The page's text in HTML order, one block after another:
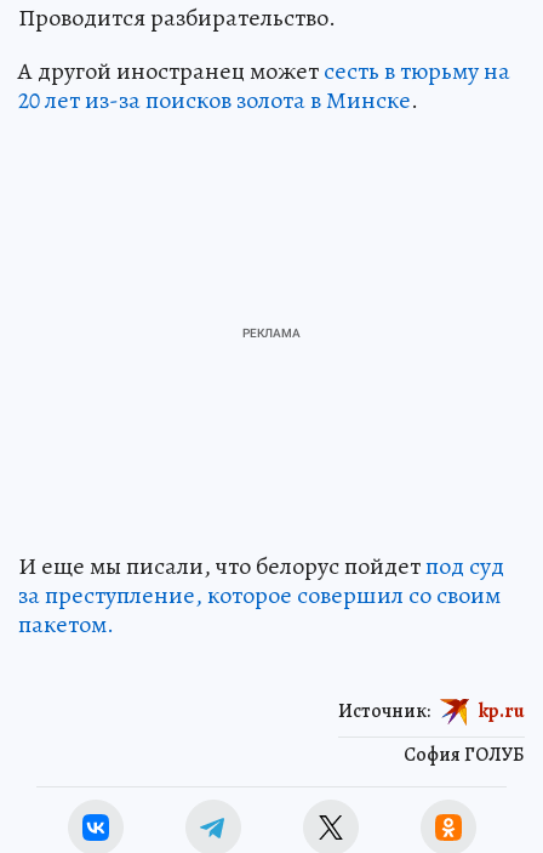
Проводится разбирательство.
А другой иностранец можетсесть в тюрьму на
20 лет из-за поисков золота в Минске.
И еще мы писали, что белорус пойдетпод суд
за преступление, которое совершил со своим
пакетом.
София ГОЛУБ
Источник: kp.ru